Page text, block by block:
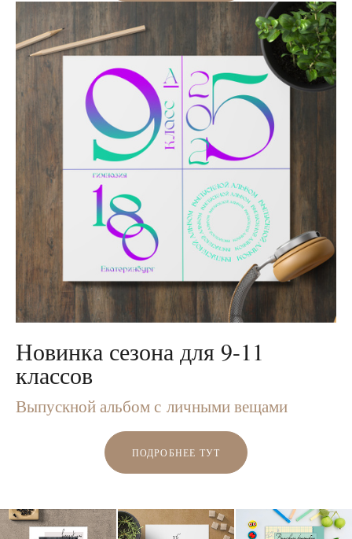
Новинка сезона для 9-11
классов
Выпускной альбом с личными вещами
ПОДРОБНЕЕ ТУТ